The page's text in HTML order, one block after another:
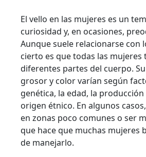
El vello en las mujeres es un
curiosidad y, en ocasiones,
Aunque suele relacionarse con
cierto es que todas las mujeres
diferentes partes del cuerpo.
grosor y color varían según
genética, la edad, la
origen étnico. En algunos
en zonas poco comunes o ser
que hace que muchas mujeres
de manejarlo.